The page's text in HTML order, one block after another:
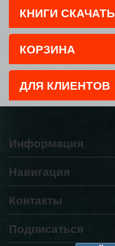
КНИГИ СКАЧАТЬ
КОРЗИНА
ДЛЯ КЛИЕНТОВ
Информация
Навигация
Контакты
Подписаться